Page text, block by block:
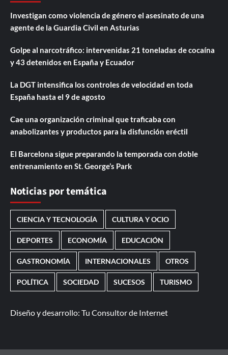
Investigan como violencia de género el asesinato de una
agente de la Guardia Civil en Asturias
Golpe al narcotráfico: intervenidas 21 toneladas de cocaína
y 43 detenidos en España y Ecuador
La DGT intensifica los controles de velocidad en toda
España hasta el 9 de agosto
Cae una organización criminal que traficaba con
anabolizantes y productos para la disfunción eréctil
El Barcelona sigue preparando la temporada con doble
entrenamiento en St. George’s Park
Noticias por temática
CIENCIA Y TECNOLOGÍA CULTURA Y OCIO
DEPORTES ECONOMÍA EDUCACIÓN
GASTRONOMÍA INTERNACIONALES OTROS
POLÍTICA SOCIEDAD SUCESOS TURISMO
Diseño y desarrollo: Tu Consultor de Internet